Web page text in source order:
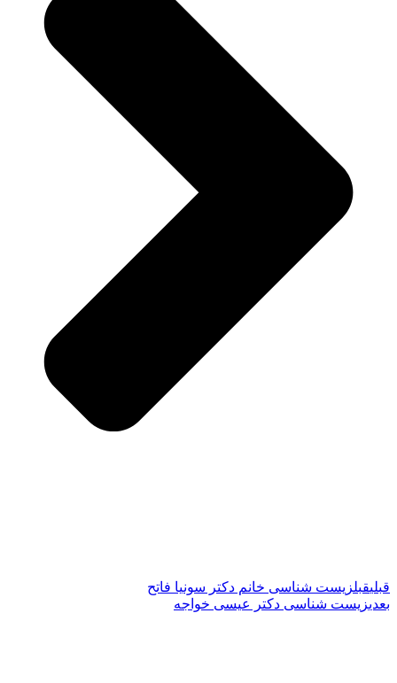
قبلیقبلزیست شناسی خانم دکتر سونیا فاتح
بعدیزیست شناسی دکتر عیسی خواجه